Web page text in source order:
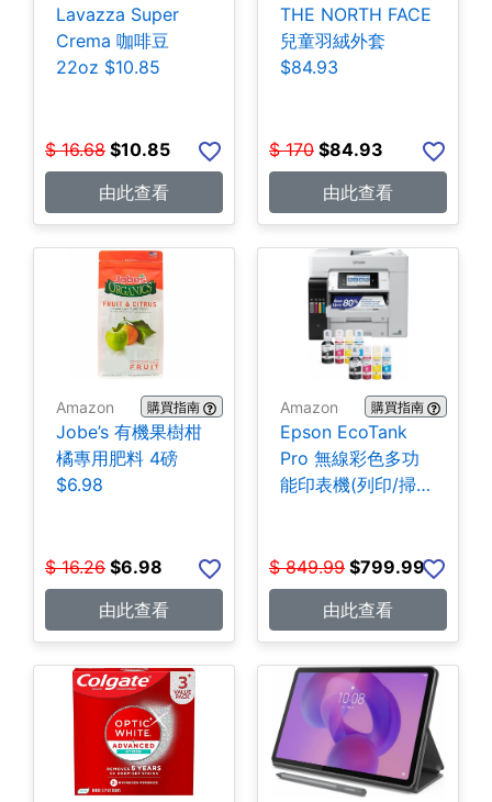
Lavazza Super
Crema 咖啡豆
22oz $10.85
$ 16.68 $10.85
由此查看
THE NORTH FACE
兒童羽絨外套
$84.93
$ 170 $84.93
由此查看
Amazon 購買指南
Jobe’s 有機果樹柑
橘專用肥料 4磅
$6.98
$ 16.26 $6.98
由此查看
Amazon 購買指南
Epson EcoTank
Pro 無線彩色多功
能印表機(列印/掃
$ 849.99 $799.99
由此查看